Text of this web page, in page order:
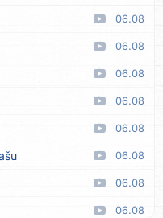
06.08
06.08
06.08
06.08
06.08
06.08
06.08
06.08